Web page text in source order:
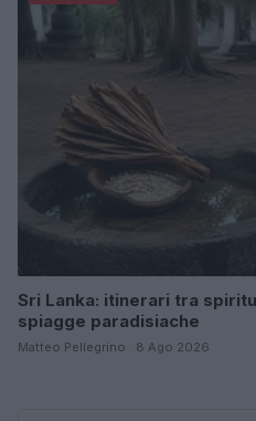
Sri Lanka: itinerari tra
spiagge paradisiache
Matteo Pellegrino · 8 Ago 2026